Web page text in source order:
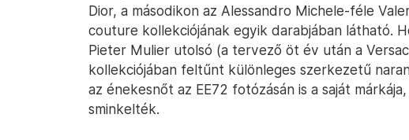
Dior, a másodikon az Alessandro Michele-féle
couture kollekciójának egyik darabjában látható.
Pieter Mulier utolsó (a tervező öt év után a
kollekciójában feltűnt különleges szerkezetű
az énekesnőt az EE72 fotózásán is a saját
sminkelték.